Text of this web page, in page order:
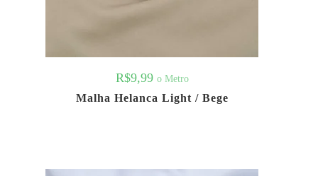
R$9,99 o Metro
Malha Helanca Light / Bege